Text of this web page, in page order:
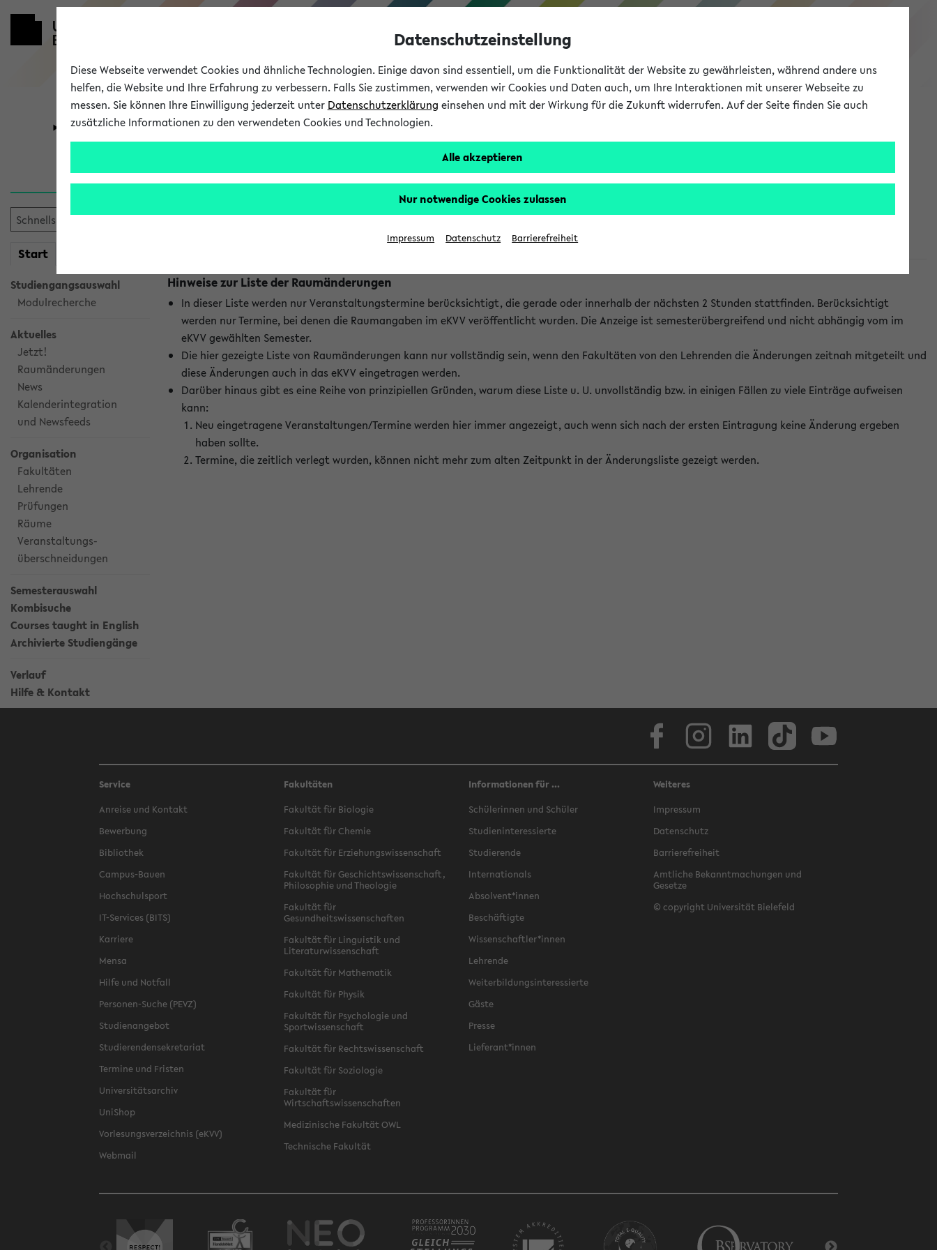
eKVV
Universität Forschung Studium
Start
Studiengangsauswahl
Modulrecherche
Aktuelles
Jetzt!
Raumänderungen
News
Kalenderintegration
und Newsfeeds
Organisation
Fakultäten
Lehrende
Prüfungen
Räume
Veranstaltungs-
überschneidungen
Semesterauswahl
Kombisuche
Courses taught in English
Archivierte Studiengänge
Verlauf
Hilfe & Kontakt
Raumänderungen
Hinweise zur Liste der Raumänderungen
In dieser Liste werden nur Veranstaltungstermine berücksichtigt, die gerade oder innerhalb der nächsten 2 Stunden stattfinden. Berücksichtigt
werden nur Termine, bei denen die Raumangaben im eKVV veröffentlicht wurden. Die Anzeige ist semesterübergreifend und nicht abhängig vom im
eKVV gewählten Semester.
Die hier gezeigte Liste von Raumänderungen kann nur vollständig sein, wenn den Fakultäten von den Lehrenden die Änderungen zeitnah mitgeteilt und
diese Änderungen auch in das eKVV eingetragen werden.
Darüber hinaus gibt es eine Reihe von prinzipiellen Gründen, warum diese Liste u. U. unvollständig bzw. in einigen Fällen zu viele Einträge aufweisen
kann:
Neu eingetragene Veranstaltungen/Termine werden hier immer angezeigt, auch wenn sich nach der ersten Eintragung keine Änderung ergeben
haben sollte.
Termine, die zeitlich verlegt wurden, können nicht mehr zum alten Zeitpunkt in der Änderungsliste gezeigt werden.
Service
Anreise und Kontakt
Bewerbung
Bibliothek
Campus-Bauen
Hochschulsport
IT-Services (BITS)
Karriere
Mensa
Hilfe und Notfall
Personen-Suche (PEVZ)
Studienangebot
Studierendensekretariat
Termine und Fristen
Universitätsarchiv
UniShop
Vorlesungsverzeichnis (eKVV)
Webmail
Fakultäten
Fakultät für Biologie
Fakultät für Chemie
Fakultät für Erziehungswissenschaft
Fakultät für Geschichtswissenschaft,
Philosophie und Theologie
Fakultät für
Gesundheitswissenschaften
Fakultät für Linguistik und
Literaturwissenschaft
Fakultät für Mathematik
Fakultät für Physik
Fakultät für Psychologie und
Sportwissenschaft
Fakultät für Rechtswissenschaft
Fakultät für Soziologie
Fakultät für
Wirtschaftswissenschaften
Medizinische Fakultät OWL
Technische Fakultät
Informationen für ...
Schülerinnen und Schüler
Studieninteressierte
Studierende
Internationals
Absolvent*innen
Beschäftigte
Wissenschaftler*innen
Lehrende
Weiterbildungsinteressierte
Gäste
Presse
Lieferant*innen
Weiteres
Impressum
Datenschutz
Barrierefreiheit
Amtliche Bekanntmachungen und
Gesetze
© copyright Universität Bielefeld
Datenschutzeinstellung
Diese Webseite verwendet Cookies und ähnliche Technologien. Einige davon sind essentiell, um die Funktionalität der Website zu gewährleisten, während andere uns
helfen, die Website und Ihre Erfahrung zu verbessern. Falls Sie zustimmen, verwenden wir Cookies und Daten auch, um Ihre Interaktionen mit unserer Webseite zu
messen. Sie können Ihre Einwilligung jederzeit unter Datenschutzerklärung einsehen und mit der Wirkung für die Zukunft widerrufen. Auf der Seite finden Sie auch
zusätzliche Informationen zu den verwendeten Cookies und Technologien.
Alle akzeptieren
Nur notwendige Cookies zulassen
Impressum Datenschutz Barrierefreiheit